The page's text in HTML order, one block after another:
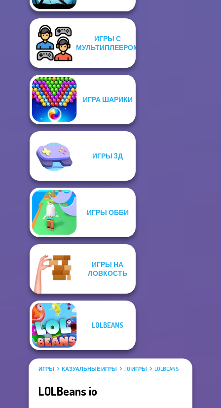
ИГРЫ С
МУЛЬТИПЛЕЕРОМ
ИГРА ШАРИКИ
ИГРЫ 3Д
ИГРЫ ОББИ
ИГРЫ НА
ЛОВКОСТЬ
LOLBEANS
ИГРЫ КАЗУАЛЬНЫЕ ИГРЫ .IO ИГРЫ LOLBEANS
LOLBeans io